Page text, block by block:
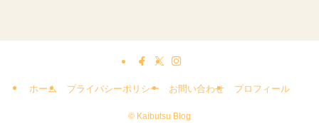
ホーム プライバシーポリシー お問い合わせ プロフィール
© Kaibutsu Blog